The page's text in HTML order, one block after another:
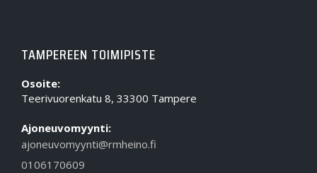
TAMPEREEN TOIMIPISTE
Osoite:
Teerivuorenkatu 8, 33300 Tampere
Ajoneuvomyynti:
ajoneuvomyynti@rmheino.fi
0106170609